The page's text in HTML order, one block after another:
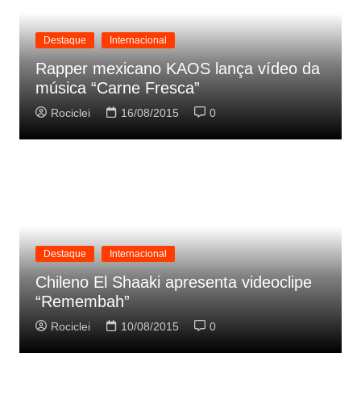
Destaque Internacional
Rapper mexicano KAOS lança vídeo da
música “Carne Fresca”
Rociclei 16/08/2015 0
Destaque Internacional
Chileno El Shaaki apresenta videoclipe
“Remembah”
Rociclei 10/08/2015 0